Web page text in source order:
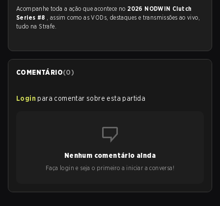
Acompanhe toda a ação que acontece no 2026 NODWIN Clutch
Series #8 , assim como as VODs, destaques e transmissões ao vivo,
tudo na Strafe.
COMENTÁRIO(0)
Login para comentar sobre esta partida
Nenhum comentário ainda
Faça login e seja o primeiro a iniciar a conversa!